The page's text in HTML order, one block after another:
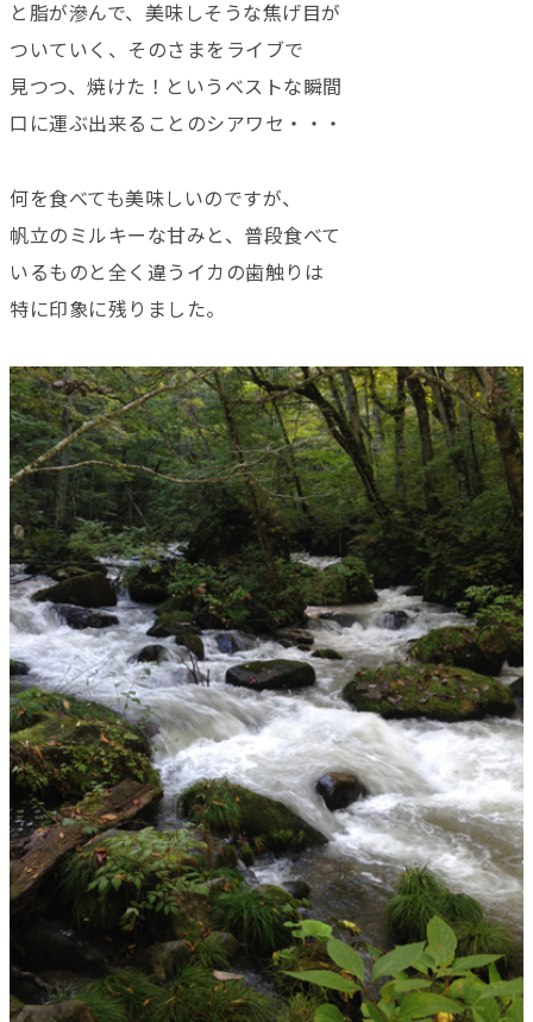
と脂が滲んで、美味しそうな焦げ目が
ついていく、そのさまをライブで
見つつ、焼けた！というベストな瞬間
口に運ぶ出来ることのシアワセ・・・
何を食べても美味しいのですが、
帆立のミルキーな甘みと、普段食べて
いるものと全く違うイカの歯触りは
特に印象に残りました。